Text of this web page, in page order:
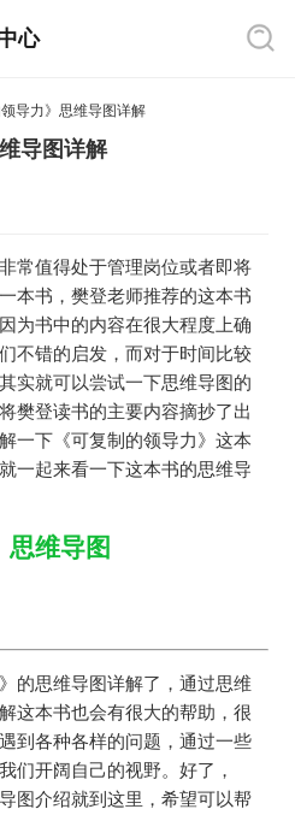
心
领导力》思维导图详解
导图详解
常值得处于管理岗位或者即将
本书，樊登老师推荐的这本书
为书中的内容在很大程度上确
不错的启发，而对于时间比较
实就可以尝试一下思维导图的
樊登读书的主要内容摘抄了出
一下《可复制的领导力》这本
一起来看一下这本书的思维导
思维导图
的思维导图详解了，通过思维
这本书也会有很大的帮助，很
到各种各样的问题，通过一些
们开阔自己的视野。好了，
图介绍就到这里，希望可以帮